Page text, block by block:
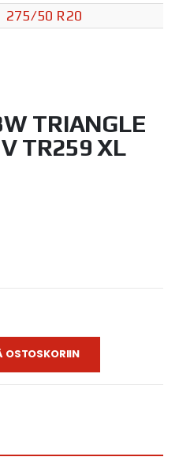
275/50 R20
TRIANGLE
TR259 XL
OSTOSKORIIN